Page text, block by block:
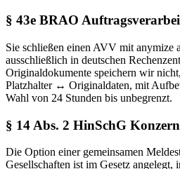
§ 43e BRAO
Sie schließen einen AVV mit anymize
ausschließlich in deutschen
Originaldokumente speichern wir
Platzhalter ↔ Originaldaten, mit
Wahl von 24 Stunden bis unbegrenzt.
§ 14 Abs. 2 HinSchG
Die Option einer gemeinsamen
Gesellschaften ist im Gesetz angelegt,